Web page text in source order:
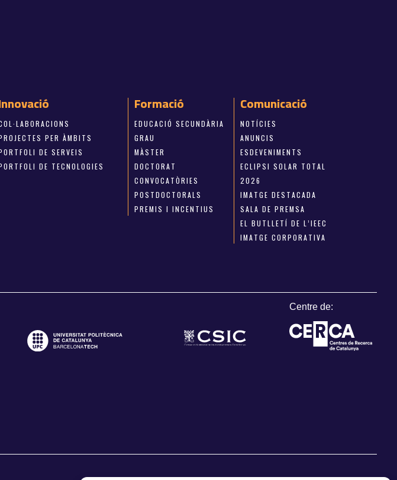
PER ÀMBITS
DE SERVEIS
DE TECNOLOGIES
Formació
EDUCACIÓ SECUNDÀRIA
GRAU
MÀSTER
DOCTORAT
CONVOCATÒRIES
POSTDOCTORALS
PREMIS I INCENTIUS
Comunicació
NOTÍCIES
ANUNCIS
ESDEVENIMENTS
ECLIPSI SOLAR TOTAL
2026
IMATGE DESTACADA
SALA DE PREMSA
EL BUTLLETÍ DE L’IEEC
IMATGE CORPORATIVA
Centre de: